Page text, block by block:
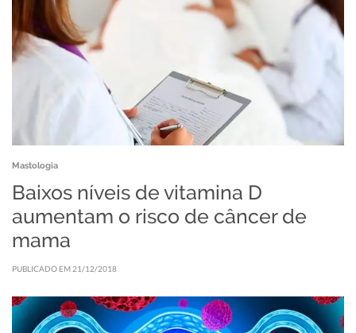
Mastologia
Baixos níveis de vitamina D
aumentam o risco de câncer de
mama
PUBLICADO EM 21/12/2018